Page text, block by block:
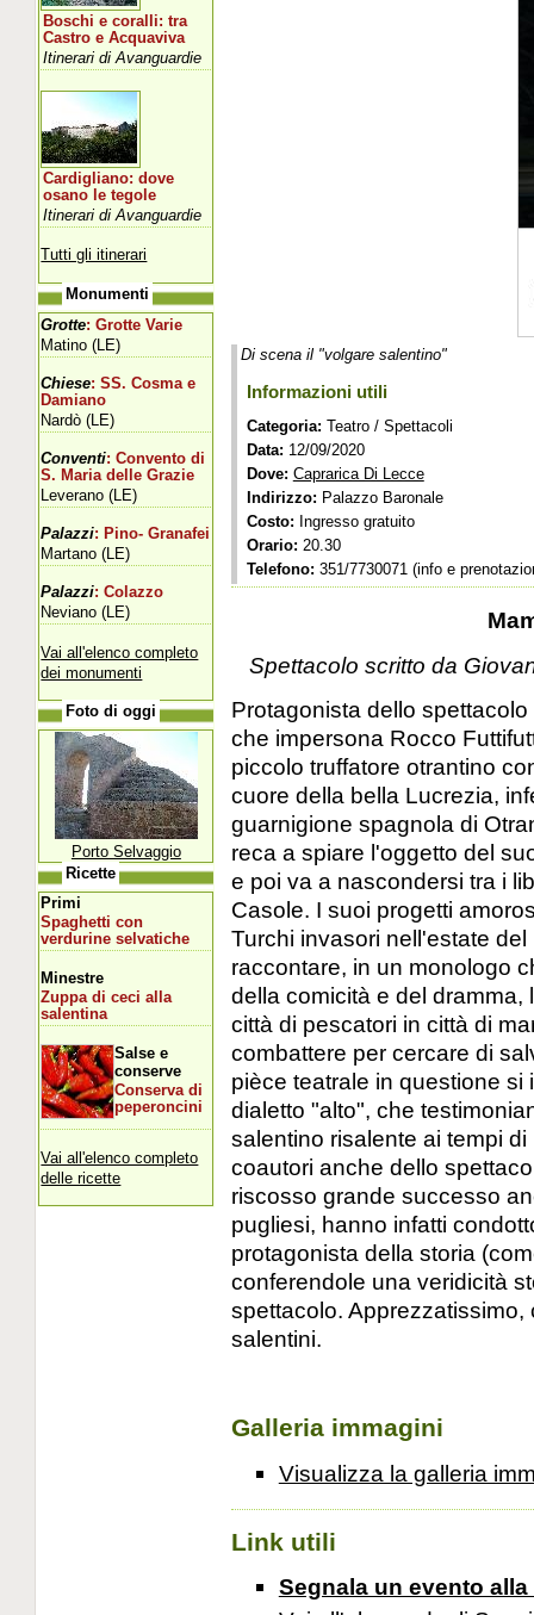
Di scena il "volgare salentino"
Informazioni utili
Categoria: Teatro / Spettacoli
Data: 12/09/2020
Dove: Caprarica Di Lecce
Indirizzo: Palazzo Baronale
Costo: Ingresso gratuito
Orario: 20.30
Telefono: 351/7730071 (info e
Spettacolo scritto da
Protagonista dello
che impersona Rocco
piccolo truffatore otrantino
cuore della bella Lucrezia,
guarnigione spagnola di
reca a spiare l'oggetto del
e poi va a nascondersi tra i
Casole. I suoi progetti
Turchi invasori nell'estate
raccontare, in un monologo
della comicità e del
città di pescatori in città di
combattere per cercare di
pièce teatrale in questione
dialetto "alto", che
salentino risalente ai tempi
coautori anche dello
riscosso grande successo
pugliesi, hanno infatti
protagonista della storia
conferendole una veridicità
spettacolo.
salentini.
Galleria immagini
Visualizza la galleria
Link utili
Segnala un evento
Boschi e coralli: tra
Castro e Acquaviva
Itinerari di Avanguardie
Cardigliano: dove
osano le tegole
Itinerari di Avanguardie
Tutti gli itinerari
Monumenti
Grotte: Grotte Varie
Matino (LE)
Chiese: SS. Cosma e
Damiano
Nardò (LE)
Conventi: Convento di
S. Maria delle Grazie
Leverano (LE)
Palazzi: Pino- Granafei
Martano (LE)
Palazzi: Colazzo
Neviano (LE)
Vai all'elenco completo
dei monumenti
Foto di oggi
Porto Selvaggio
Ricette
Primi
Spaghetti con
verdurine selvatiche
Minestre
Zuppa di ceci alla
salentina
Salse e
conserve
Conserva di
peperoncini
Vai all'elenco completo
delle ricette